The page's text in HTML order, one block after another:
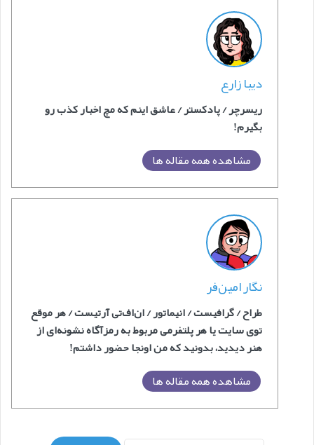
دیبا زارع
ریسرچر / پادکستر / عاشق اینم که مچ اخبار کذب رو
بگیرم!
مشاهده همه مقاله ها
نگار امین‌فر
طراح / گرافیست / انیماتور / ان‌اف‌‎تی آرتیست / هر موقع
توی سایت یا هر پلتفرمی مربوط به رمزآگاه نشونه‌ای از
هنر دیدید، بدونید که من اونجا حضور داشتم!
مشاهده همه مقاله ها